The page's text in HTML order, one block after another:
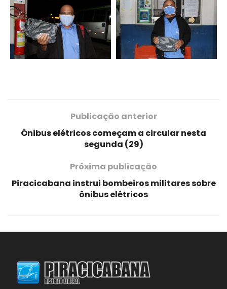
Publicação anterior
Ônibus elétricos começam a circular nesta
segunda (29)
Próxima publicação
Piracicabana instrui bombeiros militares sobre
ônibus elétricos